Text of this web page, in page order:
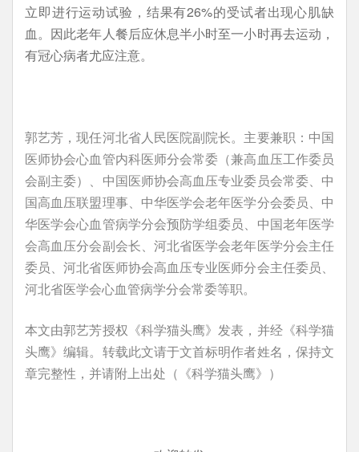
立即进行运动试验，结果有26%的受试者出现心肌缺
血。因此老年人餐后应休息半小时至一小时再去运动，
有冠心病者尤应注意。
郭艺芳，现任河北省人民医院副院长。主要兼职：中国
医师协会心血管内科医师分会常委（兼高血压工作委员
会副主委）、中国医师协会高血压专业委员会常委、中
国高血压联盟理事、中华医学会老年医学分会委员、中
华医学会心血管病学分会预防学组委员、中国老年医学
会高血压分会副会长、河北省医学会老年医学分会主任
委员、河北省医师协会高血压专业医师分会主任委员、
河北省医学会心血管病学分会常委等职。
本文由郭艺芳授权《科学猫头鹰》发表，并经《科学猫
头鹰》编辑。转载此文请于文首标明作者姓名，保持文
章完整性，并请附上出处（《科学猫头鹰》）